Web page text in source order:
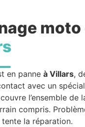
moto
en panne à Villars,
avec un
l’ensemble
compris.
la réparation.